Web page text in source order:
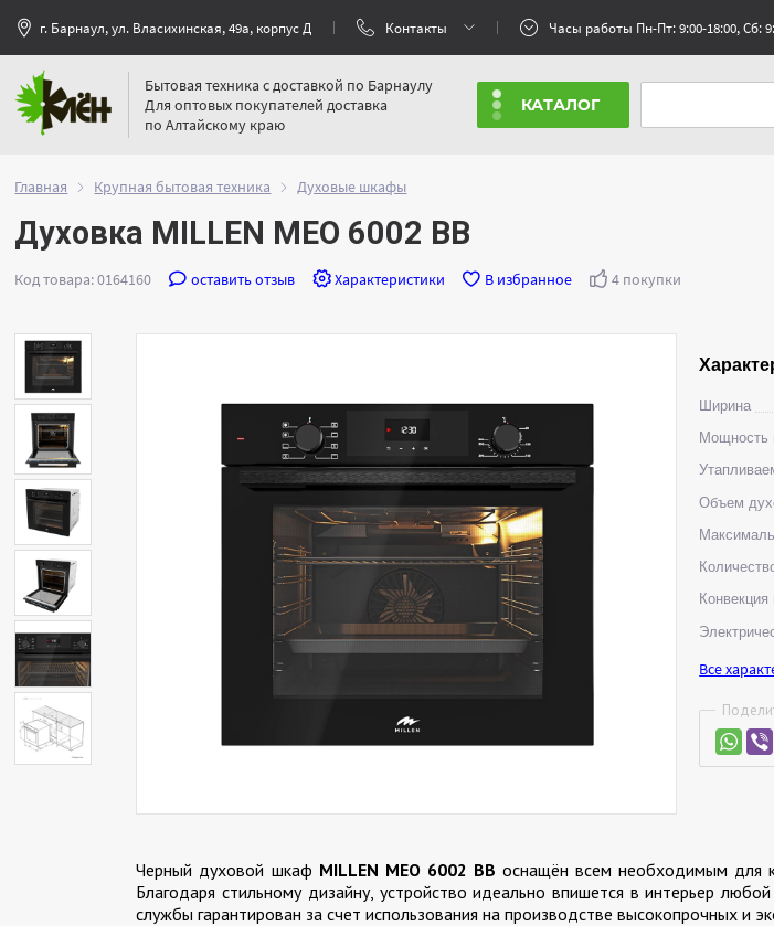
г. Барнаул, ул. Власихинская, 49а, корпус Д Контакты Часы работы Пн-Пт: 9:00-18:00, Сб:
Бытовая техника с доставкой по Барнаулу
Для оптовых покупателей доставка
по Алтайскому краю
КАТАЛОГ
Главная Крупная бытовая техника Духовые шкафы
Духовка MILLEN MEO 6002 BB
Код товара: 0164160 оставить отзыв Характеристики В избранное 4 покупки
Ширина
Мощность
Объем
Все
Черный духовой шкаф MILLEN MEO 6002 BB оснащён всем необходимым для
Благодаря стильному дизайну, устройство идеально впишется в интерьер
службы гарантирован за счет использования на производстве высокопрочных и